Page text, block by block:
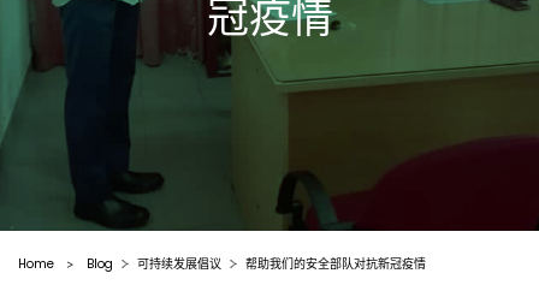
冠疫情
Home > Blog 可持续发展倡议 帮助我们的安全部队对抗新冠疫情